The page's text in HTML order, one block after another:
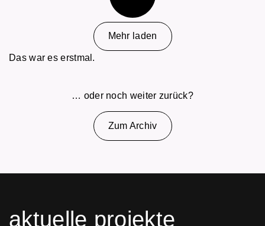
Mehr laden
Das war es erstmal.
… oder noch weiter zurück?
Zum Archiv
aktuelle projekte